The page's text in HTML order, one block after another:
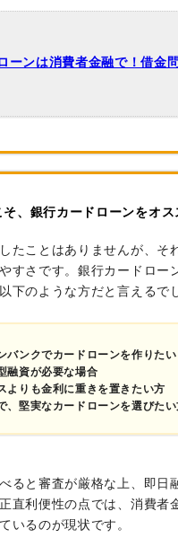
ーンは消費者金融で！借金
そ、銀行カードローンをオス
たことはありませんが、そ
すさです。銀行カードロー
下のような方だと言えるで
バンクでカードローンを作りたい
融資が必要な場合
よりも金利に重きを置きたい方
、堅実なカードローンを選びたい
ると審査が厳格な上、即日
直利便性の点では、消費者
いるのが現状です。